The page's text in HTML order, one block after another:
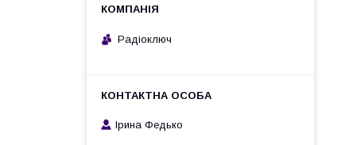
Радіоключ
Ірина Федько